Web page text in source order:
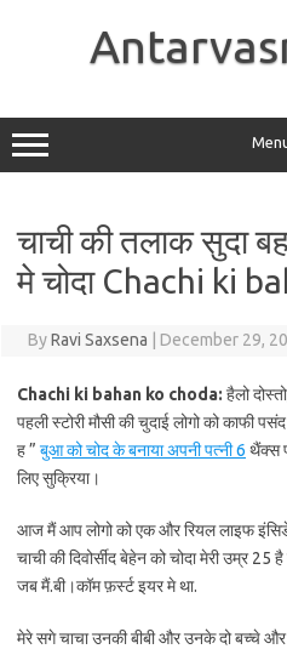
चाची की तलाक सुदा
मे चोदा Chachi ki
ByRavi Saxsena December 29,
Chachi ki bahan ko choda: हैलो
पहली स्टोरी मौसी की चुदाई लोगो को काफी
ह ” बुआ को चोद के बनाया अपनी पत्नी6 थैंक्स
लिए सुक्रिया।
आज मैं आप लोगो को एक और रियल लाइफ
चाची की दिवोर्सीद बेहेन को चोदा मेरी उम्र
जब मैं.बी।कॉम फ़र्स्ट इयर मे था.
मेरे सगे चाचा उनकी बीबी और उनके दो बच्चे